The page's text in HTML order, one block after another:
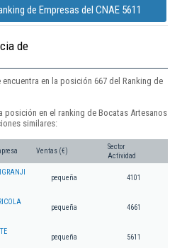
de Empresas del CNAE 5611
de
en la posición 667 del Ranking de
en el ranking de Bocatas Artesanos
similares:
Ventas (€)
Sector
Actividad
pequeña 4101
pequeña 4661
pequeña 5611